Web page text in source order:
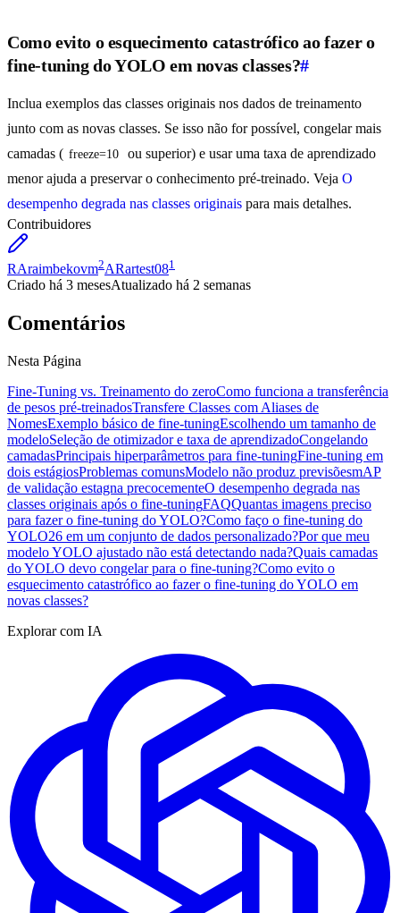
Como evito o esquecimento catastrófico ao fazer o
fine-tuning do YOLO em novas classes?#
Inclua exemplos das classes originais nos dados de treinamento
junto com as novas classes. Se isso não for possível, congelar mais
camadas ( freeze=10
ou superior) e usar uma taxa de aprendizado
menor ajuda a preservar o conhecimento pré-treinado. Veja O
desempenho degrada nas classes originais para mais detalhes.
Contribuidores
RAraimbekovm2ARartest081
Criado há 3 mesesAtualizado há 2 semanas
Comentários
Nesta Página
Fine-Tuning vs. Treinamento do zeroComo funciona a transferência
de pesos pré-treinadosTransfere Classes com Aliases de
NomesExemplo básico de fine-tuningEscolhendo um tamanho de
modeloSeleção de otimizador e taxa de aprendizadoCongelando
camadasPrincipais hiperparâmetros para fine-tuningFine-tuning em
dois estágiosProblemas comunsModelo não produz previsõesmAP
de validação estagna precocementeO desempenho degrada nas
classes originais após o fine-tuningFAQQuantas imagens preciso
para fazer o fine-tuning do YOLO?Como faço o fine-tuning do
YOLO26 em um conjunto de dados personalizado?Por que meu
modelo YOLO ajustado não está detectando nada?Quais camadas
do YOLO devo congelar para o fine-tuning?Como evito o
esquecimento catastrófico ao fazer o fine-tuning do YOLO em
novas classes?
Explorar com IA